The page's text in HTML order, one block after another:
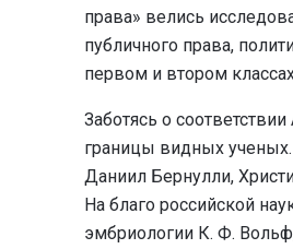
права» велись
публичного права,
первом и втором
Заботясь о
границы видных
Даниил Бернулли,
На благо российской
эмбриологии К. Ф.